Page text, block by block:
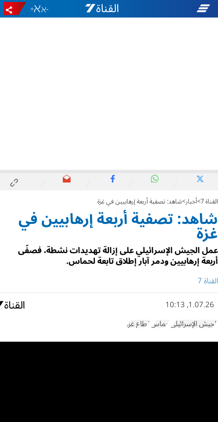
-
+
القناة 7 أخبار شاهد: تصفية أربعة إرهابيين في غزة
شاهد: تصفية أربعة إرهابيين في
غزة
عمل الجيش الإسرائيلي على إزالة تهديدات نشطة، فصفّى
أربعة إرهابيين ودمر آبار إطلاق تابعة لحماس.
القناة 7
1.07.26, 10:13
الجيش الإسرائيلي حماسقطاع غزة